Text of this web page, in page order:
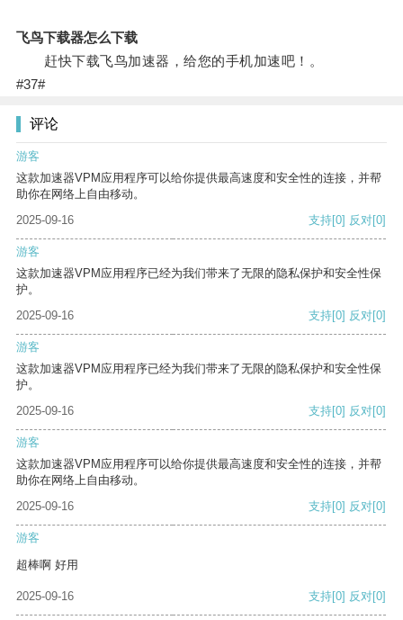
飞鸟下载器怎么下载
赶快下载飞鸟加速器，给您的手机加速吧！。
#37#
评论
游客
这款加速器VPM应用程序可以给你提供最高速度和安全性的连接，并帮
助你在网络上自由移动。
2025-09-16
支持[0] 反对[0]
游客
这款加速器VPM应用程序已经为我们带来了无限的隐私保护和安全性保
护。
2025-09-16
支持[0] 反对[0]
游客
这款加速器VPM应用程序已经为我们带来了无限的隐私保护和安全性保
护。
2025-09-16
支持[0] 反对[0]
游客
这款加速器VPM应用程序可以给你提供最高速度和安全性的连接，并帮
助你在网络上自由移动。
2025-09-16
支持[0] 反对[0]
游客
超棒啊 好用
2025-09-16 支持[0] 反对[0]